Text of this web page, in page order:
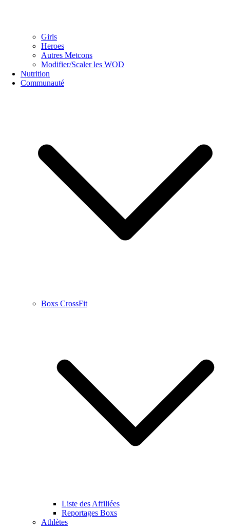
Girls
Heroes
Autres Metcons
Modifier/Scaler les WOD
Nutrition
Communauté
Boxs CrossFit
Liste des Affiliées
Reportages Boxs
Athlètes